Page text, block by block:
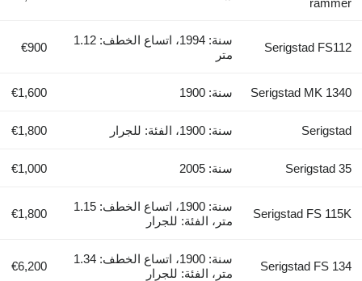
Serigstad FS112
سنة: 1994، اتساع الخطف: 1.12
متر
€900
Serigstad MK 1340 سنة: 1900 €1,600
Serigstad سنة: 1900، الفئة: للجرار €1,800
Serigstad 35 سنة: 2005 €1,000
Serigstad FS 115K
سنة: 1900، اتساع الخطف: 1.15
متر، الفئة: للجرار
€1,800
Serigstad FS 134
سنة: 1900، اتساع الخطف: 1.34
متر، الفئة: للجرار
€6,200